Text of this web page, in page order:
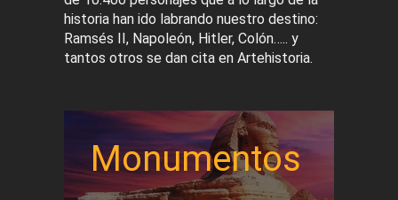
historia han ido labrando nuestro destino:
Ramsés II, Napoleón, Hitler, Colón….. y
tantos otros se dan cita en Artehistoria.
Monumentos